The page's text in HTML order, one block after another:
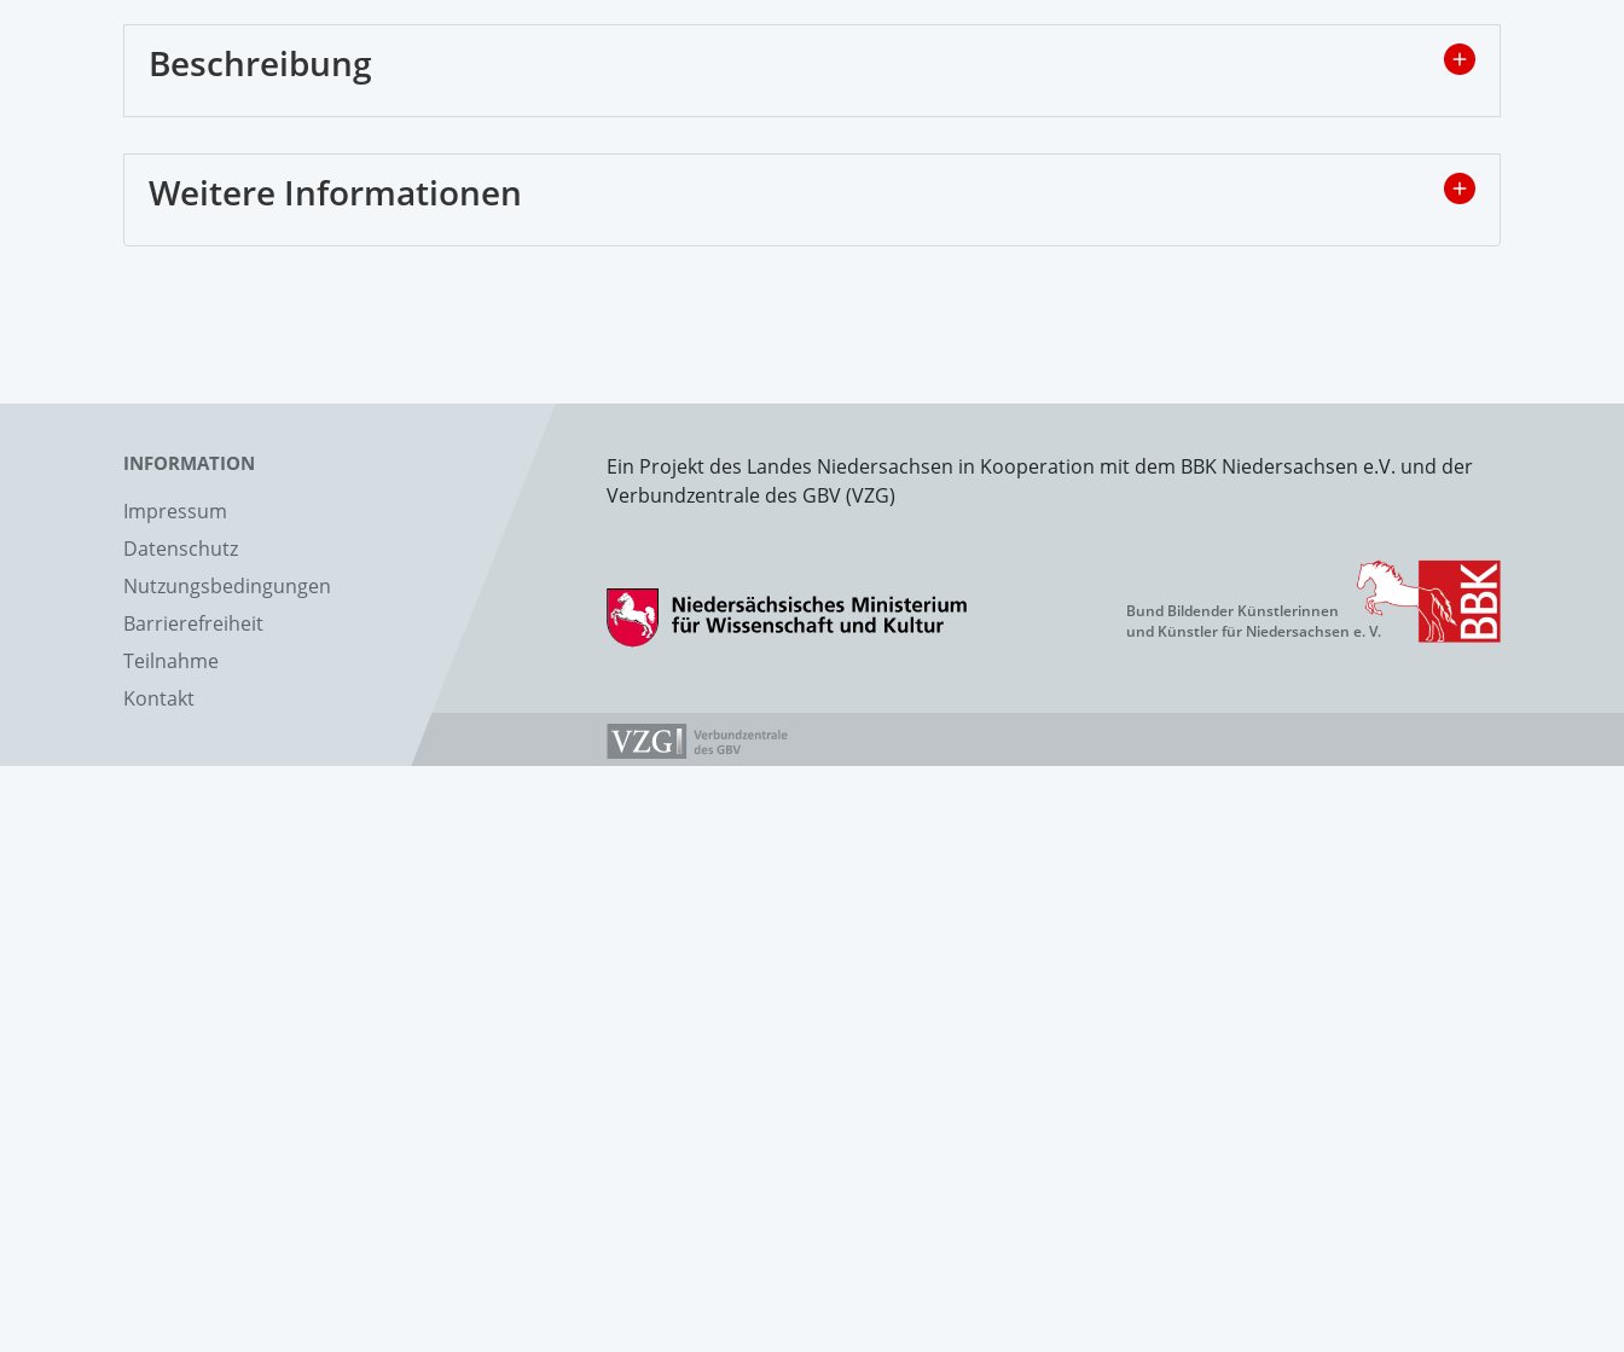
Beschreibung
Weitere Informationen
INFORMATION
Impressum
Datenschutz
Nutzungsbedingungen
Barrierefreiheit
Teilnahme
Kontakt
Ein Projekt des Landes Niedersachsen in Kooperation mit dem BBK Niedersachsen e.V. und der
Verbundzentrale des GBV (VZG)
Bund Bildender Künstlerinnen
und Künstler für Niedersachsen e. V.